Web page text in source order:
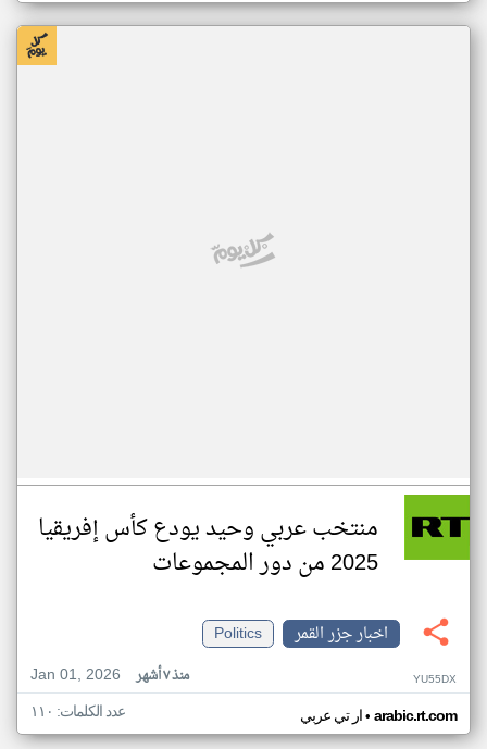
منتخب عربي وحيد يودع كأس إفريقيا
2025 من دور المجموعات
اخبار جزر القمر
Politics
Jan 01, 2026
منذ ٧ أشهر YU55DX
ار تي عربي• arabic.rt.com عدد الكلمات: ١١٠